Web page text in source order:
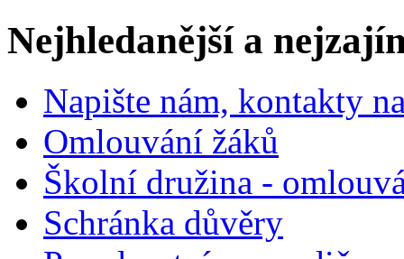
Nejhledanější a
Napište nám, kontakty
Omlouvání žáků
Školní družina -
Schránka důvěry